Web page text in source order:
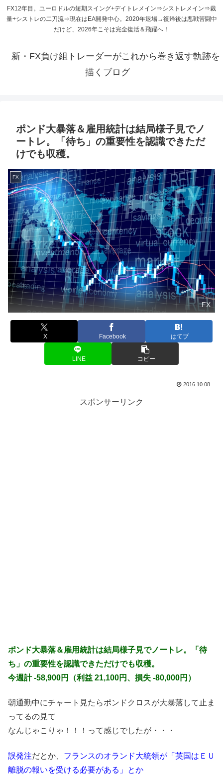
FX12年目。ユーロドルの短期スイング+デイトレメイン⇒シストレメイン⇒裁
量+シストレの二刀流⇒現在はEA開発中心。2020年退場→復帰後は悪戦苦闘中
だけど、2026年こそは完全復活＆飛躍へ！
新・FX負け組トレーダーがこれから巻き返す軌跡を
描くブログ
ポンド大暴落＆雇用統計は結局様子見でノ
ートレ。「待ち」の重要性を認識できただ
けでも収穫。
FX
FX
X Facebook はてブ
LINE コピー
2016.10.08
スポンサーリンク
ポンド大暴落＆雇用統計は結局様子見でノートレ。「待
ち」の重要性を認識できただけでも収穫。
今週計 -58,900円（利益 21,100円、損失 -80,000円）
朝通勤中にチャート見たらポンドクロスが大暴落して止ま
ってるの見て
なんじゃこりゃ！！！って感じでしたが・・・
誤発注だとか、 フランスのオランド大統領が「英国はＥＵ
離脱の報いを受ける必要がある」とか